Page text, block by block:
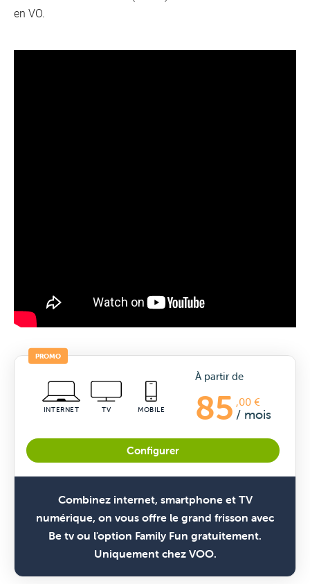
en VO.
INTERNET TV MOBILE
à partir de
PROMO
85 ,00 €
/ mois
Configurer
Combinez internet, smartphone et TV
numérique, on vous offre le grand frisson avec
Be tv ou l'option Family Fun gratuitement.
Uniquement chez VOO.